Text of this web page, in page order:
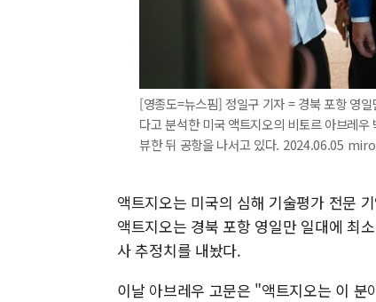
[영종도=뉴스핌] 정일구 기자 = 경북 포항 영
다고 분석한 미국 액트지오의 비토르 아브레
뷰한 뒤 공항을 나서고 있다. 2024.06.05
액트지오는 미국의 심해 기술평가 전문
액트지오는 경북 포항 영일만 일대에 최
사 추정치를 내놨다.
이날 아브레우 고문은 "액트지오는 이